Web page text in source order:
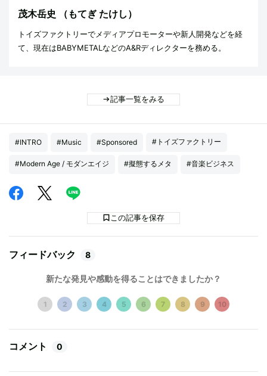
茂木岳史 （もてぎ たけし）
トイズファクトリーでメディアプロモーターや新人開発などを経
て、現在はBABYMETALなどのA&Rディレクターを務める。
記事一覧をみる
#INTRO #Music #Sponsored #トイズファクトリー
#Modern Age / モダンエイジ #擬態するメタ #音楽ビジネス
この記事を保存
フィードバック 8
新たな発見や感動を得ることはできましたか？
1 2 3 4 5 6 7 8 9 10
コメント 0